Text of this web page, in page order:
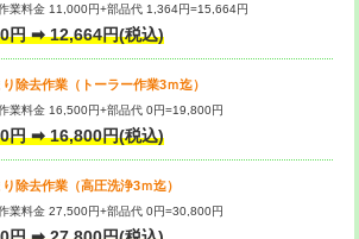
着 33,000円
8,800円～
）
業料金 11,000円+部品代 1,364円=15,664円
円 ➡ 12,664円(税込)
除去作業（トーラー作業3ｍ迄）
業料金 16,500円+部品代 0円=19,800円
円 ➡ 16,800円(税込)
除去作業（高圧洗浄3ｍ迄）
業料金 27,500円+部品代 0円=30,800円